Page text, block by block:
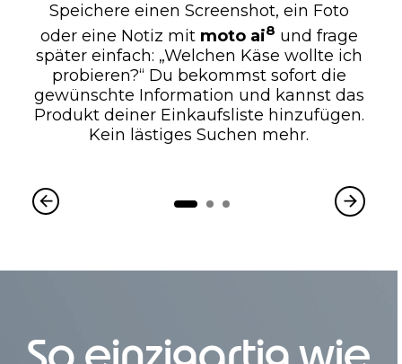
Speichere einen Screenshot, ein Foto
oder eine Notiz mit moto ai8 und frage
später einfach: „Welchen Käse wollte ich
probieren?“ Du bekommst sofort die
gewünschte Information und kannst das
Produkt deiner Einkaufsliste hinzufügen.
Kein lästiges Suchen mehr.